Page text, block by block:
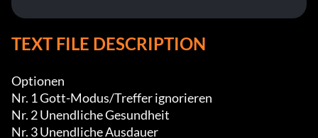
TEXT FILE DESCRIPTION
Optionen
Nr. 1 Gott-Modus/Treffer ignorieren
Nr. 2 Unendliche Gesundheit
Nr. 3 Unendliche Ausdauer